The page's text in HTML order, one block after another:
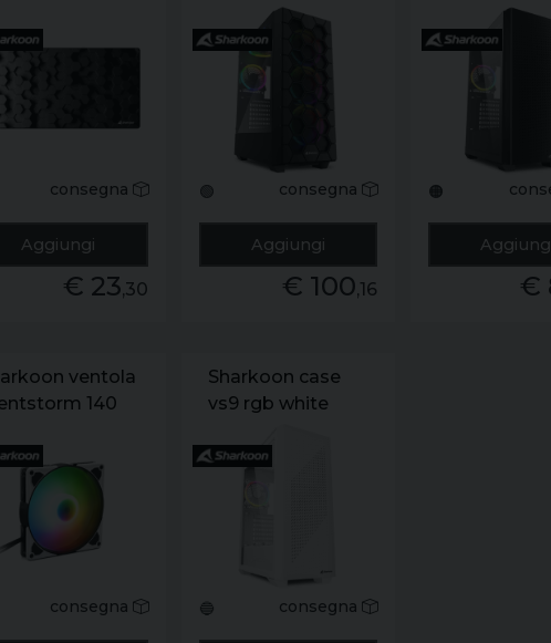
big
consegna
Aggiungi
€ 23,30
🟢 consegna
Aggiungi
€ 100,16
🟠
€
ventola
140
rgb .
consegna
Sharkoon case
vs9 rgb white
🔵 consegna